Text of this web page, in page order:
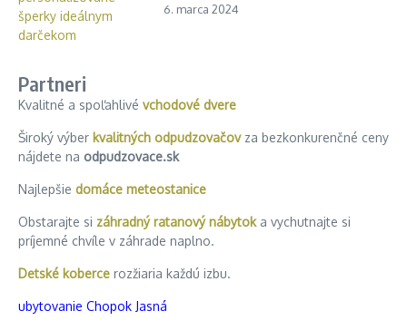
6. marca 2024
Partneri
Kvalitné a spoľahlivé vchodové dvere
Široký výber kvalitných odpudzovačovza bezkonkurenčné ceny
nájdete na odpudzovace.sk
Najlepšie domáce meteostanice
Obstarajte si záhradný ratanový nábytoka vychutnajte si
príjemné chvíle v záhrade naplno.
Detské koberce rozžiaria každú izbu.
ubytovanie Chopok Jasná